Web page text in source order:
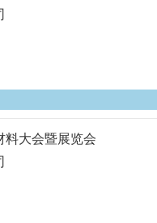
料大会暨展览会